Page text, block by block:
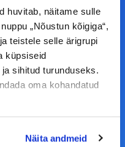
huvitab, näitame sulle
„Nõustun kõigiga“,
teistele selle ärigrupi
küpsiseid
sihitud turunduseks.
oma kohandatud
Näita andmeid
L
i
n
k
e
i
Y
o
u
t
u
e